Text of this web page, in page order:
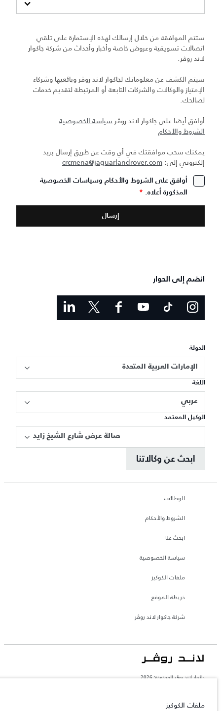
ستتم الموافقة من خلال إرسالك لهذه الإستمارة على تلقي
اتصالات تسويقية وعروض خاصة وأخبار وأحداث من شركة جاكوار
لاند روڤر.
سيتم الكشف عن معلوماتك لجاكوار لاند روڤر وبائعيها وشركاء
الإمتياز والوكالات والشركات التابعة أو المرتبطة لتقديم خدمات
لصالحك.
أوافق أيضا على جاكوار لاند روڤر سياسة الخصوصية
الشروط والأحكام
يمكنك سحب موافقتك في أي وقت عن طريق إرسال بريد
إلكتروني إلى: crcmena@jaguarlandrover.com
أوافق على الشروط والأحكام وسياسات الخصوصية
المذكورة أعلاه. *
انضم إلى الحوار
الدولة
الإمارات العربية المتحدة
اللغة
عربي
الوكيل المعتمد
صالة عرض شارع الشيخ زايد
ابحث عن وكالاتنا
الوظائف
الشروط والأحكام
ابحث عنا
سياسة الخصوصية
ملفات الكوكيز
خريطة الموقع
شركة جاكوار لاند روڤر
جاكوار لاند روڨر المحدودة: 2026
تعكس الأوزان المذكورة مواصفات السيارة القياسية. سوف تؤثر الإكسسوارات وغيرها من
العناصر المثبتة بعد نقطة التصنيع في الحمولة. تأكد من عدم تجاوز الوزن الإجمالي للسيارة
ملفات الكوكيز